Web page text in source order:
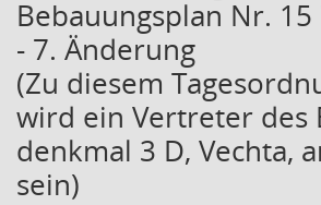
Bebauungsplan Nr.
- 7. Änderung
(Zu diesem
wird ein Vertreter des
denkmal 3 D, Vechta,
sein)